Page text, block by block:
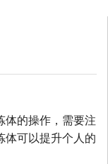
体的操作，需要注
体可以提升个人的